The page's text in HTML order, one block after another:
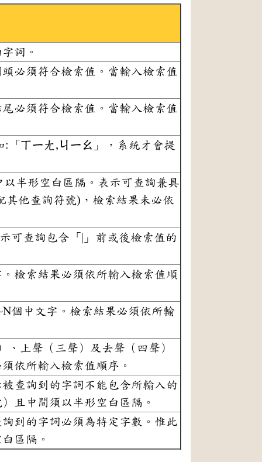
詞。
必須符合檢索值。當輸入檢索值
必須符合檢索值。當輸入檢索值
「ㄒㄧㄤ,ㄐㄧㄠ」，系統才會提
半形空白區隔。表示可查詢兼具
他查詢符號)，檢索結果未必依
可查詢包含「 」前或後檢索值的
檢索結果必須依所輸入檢索值順
個中文字。檢索結果必須依所輸
上聲（三聲）及去聲（四聲）
依所輸入檢索值順序。
查詢到的字詞不能包含所輸入的
且中間須以半形空白區隔。
到的字詞必須為特定字數。惟此
區隔。